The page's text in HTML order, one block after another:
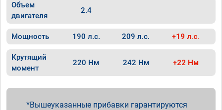
Объем
двигателя
2.4
Мощность 190 л.с. 209 л.с. +19 л.с.
Крутящий
момент
220 Нм 242 Нм +22 Нм
Вышеуказанные прибавки гарантируются